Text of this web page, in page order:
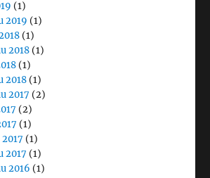
(1)
2019 (1)
(1)
2018 (1)
(1)
2018 (1)
2017 (2)
(2)
(1)
(1)
2017 (1)
2016 (1)